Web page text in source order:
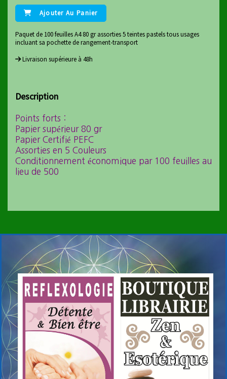
Ajouter Au Panier
Paquet de 100 feuilles A4 80 gr assorties 5 teintes pastels tous usages
incluant sa pochette de rangement-transport
Livraison supérieure à 48h
Description
Points forts :
Papier supérieur 80 gr
Papier Certifié PEFC
Assorties en 5 Couleurs
Conditionnement économique par 100 feuilles au
lieu de 500